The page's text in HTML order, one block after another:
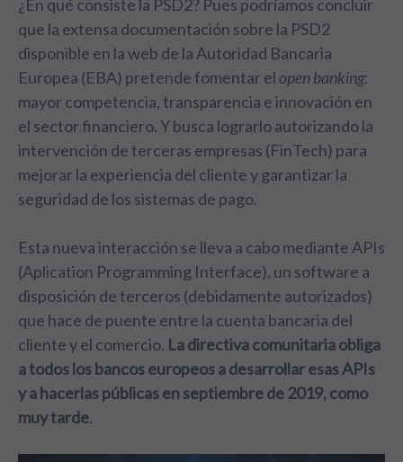
¿En qué consiste la PSD2? Pues podríamos concluir
que la extensa documentación sobre la PSD2
disponible en la web de la Autoridad Bancaria
Europea (EBA) pretende fomentar elopen banking:
mayor competencia, transparencia e innovación en
el sector financiero. Y busca lograrlo autorizando la
intervención de terceras empresas (FinTech) para
mejorar la experiencia del cliente y garantizar la
seguridad de los sistemas de pago.
Esta nueva interacción se lleva a cabo mediante APIs
(Aplication Programming Interface), un software a
disposición de terceros (debidamente autorizados)
que hace de puente entre la cuenta bancaria del
cliente y el comercio. La directiva comunitaria obliga
a todos los bancos europeos a desarrollar esas APIs
y a hacerlas públicas en septiembre de 2019, como
muy tarde.